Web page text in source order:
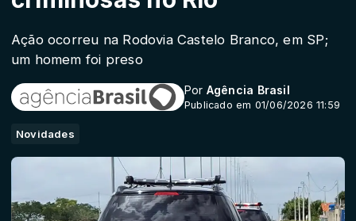
Ação ocorreu na Rodovia Castelo Branco, em SP;
um homem foi preso
Por Agência Brasil
Publicado em 01/06/2026 11:59
Novidades